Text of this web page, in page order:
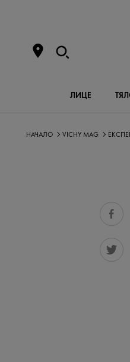
ЛИЦЕ
НАЧАЛО VICHY MAG